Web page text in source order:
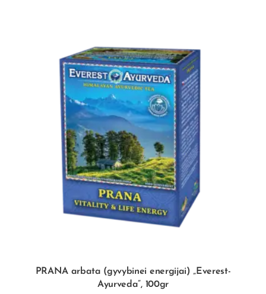
PRANA arbata (gyvybinei energijai) „Everest-
Ayurveda”, 100gr